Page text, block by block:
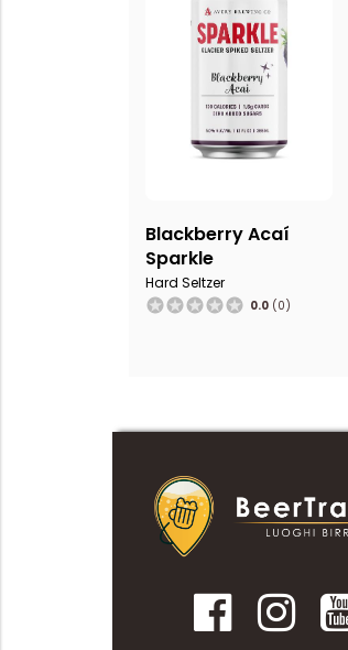
Blackberry Acaí
Sparkle
Hard Seltzer
0.0 (0)